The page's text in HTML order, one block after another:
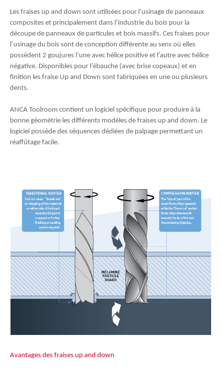
Les fraises up and down sont utilisées pour l’usinage de panneaux
composites et principalement dans l’industrie du bois pour la
découpe de panneaux de particules et bois massifs. Ces fraises pour
l’usinage du bois sont de conception différente au sens où elles
possèdent 2 goujures l’une avec hélice positive et l’autre avec hélice
négative. Disponibles pour l’ébauche (avec brise copeaux) et en
finition les fraise Up and Down sont fabriquées en une ou plusieurs
dents.
ANCA Toolroom contient un logiciel spécifique pour produire à la
bonne géométrie les différents modèles de fraises up and down. Le
logiciel possède des séquences dédiées de palpage permettant un
réaffûtage facile.
Avantages des fraises up and down